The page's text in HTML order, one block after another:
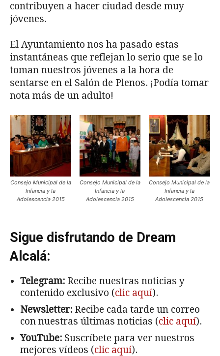
contribuyen a hacer ciudad desde muy
jóvenes.
El Ayuntamiento nos ha pasado estas
instantáneas que reflejan lo serio que se lo
toman nuestros jóvenes a la hora de
sentarse en el Salón de Plenos. ¡Podía tomar
nota más de un adulto!
Consejo Municipal de la
Infancia y la
Adolescencia 2015
Consejo Municipal de la
Infancia y la
Adolescencia 2015
Consejo Municipal de la
Infancia y la
Adolescencia 2015
Sigue disfrutando de Dream
Alcalá:
Telegram: Recibe nuestras noticias y
contenido exclusivo (clic aquí).
Newsletter: Recibe cada tarde un correo
con nuestras últimas noticias (clic aquí).
YouTube: Suscríbete para ver nuestros
mejores vídeos (clic aquí).